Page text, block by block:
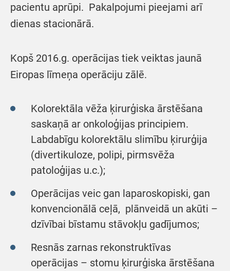
pacientu aprūpi. Pakalpojumi pieejami arī
dienas stacionārā.
Kopš 2016.g. operācijas tiek veiktas jaunā
Eiropas līmeņa operāciju zālē.
Kolorektāla vēža ķirurģiska ārstēšana
saskaņā ar onkoloģijas principiem.
Labdabīgu kolorektālu slimību ķirurģija
(divertikuloze, polipi, pirmsvēža
patoloģijas u.c.);
Operācijas veic gan laparoskopiski, gan
konvencionālā ceļā, plānveidā un akūti –
dzīvībai bīstamu stāvokļu gadījumos;
Resnās zarnas rekonstruktīvas
operācijas – stomu ķirurģiska ārstēšana